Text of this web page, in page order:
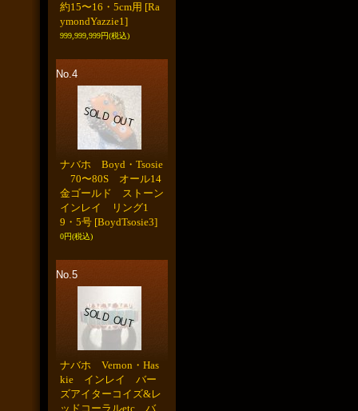
約15〜16・5cm用 [Ra
ymondYazzie1]
999,999,999円(税込)
No.4
ナバホ Boyd・Tsosie
70〜80S オール14
金ゴールド ストーン
インレイ リング1
9・5号 [BoydTsosie3]
0円(税込)
No.5
ナバホ Vernon・Has
kie インレイ バー
ズアイターコイズ&レ
ッドコーラルetc バ